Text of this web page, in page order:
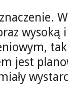
wysoką
jest